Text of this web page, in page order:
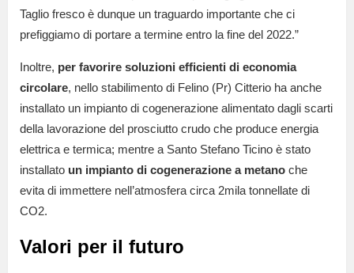
Taglio fresco è dunque un traguardo importante che ci
prefiggiamo di portare a termine entro la fine del 2022.”
Inoltre, per favorire soluzioni efficienti di economia
circolare, nello stabilimento di Felino (Pr) Citterio ha anche
installato un impianto di cogenerazione alimentato dagli scarti
della lavorazione del prosciutto crudo che produce energia
elettrica e termica; mentre a Santo Stefano Ticino è stato
installato un impianto di cogenerazione a metano che
evita di immettere nell’atmosfera circa 2mila tonnellate di
CO2.
Valori per il futuro